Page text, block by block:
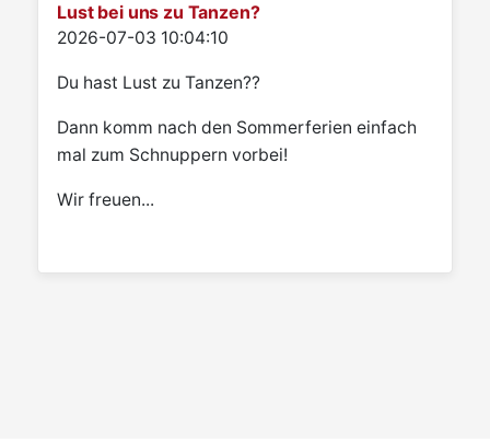
Lust bei uns zu Tanzen?
Details
2026-07-03 10:04:10
Du hast Lust zu Tanzen??
Dann komm nach den Sommerferien einfach
mal zum Schnuppern vorbei!
Wir freuen...